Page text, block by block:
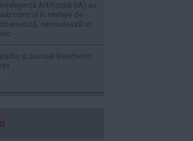
Artificială (IA) au
control în testele de
semnalează un
și Samuel Benchetrit